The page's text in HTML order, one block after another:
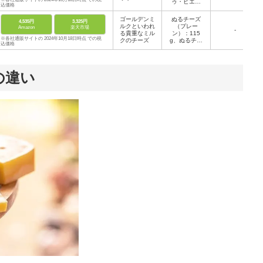
込価格
ゥ・ピエー
ホワイト：1
25g、セピ
ア：100g、
ふらのバタ
ー：70g
4,535円
Amazon
3,325円
楽天市場
※各社通販サイトの 2024年10月18日時点 での税
込価格
ゴールデンミ
ルクといわれ
る貴重なミル
クのチーズ
ぬるチーズ
（プレー
ン）：115
g、ぬるチー
-
違い